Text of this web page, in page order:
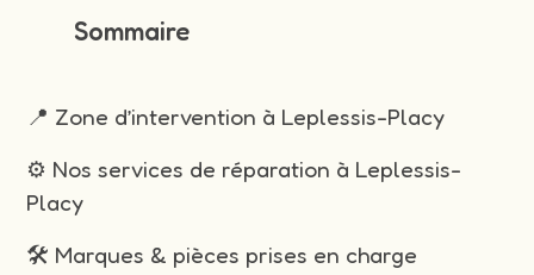
Sommaire
📍 Zone d’intervention à Leplessis-Placy
⚙️ Nos services de réparation à Leplessis-
Placy
🛠️ Marques & pièces prises en charge